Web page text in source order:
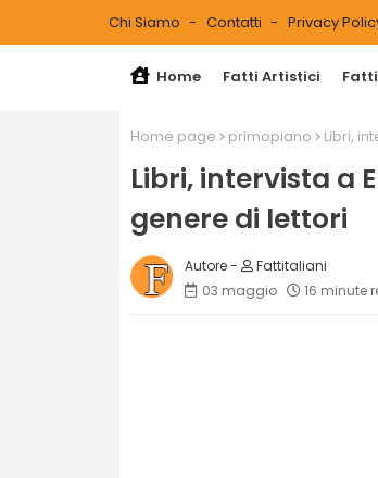
Chi Siamo Contatti Privacy
Home Fatti Artistici
Home page primopiano Libri,
Libri, intervista a
genere di lettori
Fattitaliani
03 maggio
16 minute